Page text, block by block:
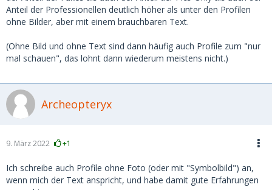
Anteil der Professionellen deutlich höher als unter den Profilen
ohne Bilder, aber mit einem brauchbaren Text.
(Ohne Bild und ohne Text sind dann häufig auch Profile zum "nur
mal schauen", das lohnt dann wiederum meistens nicht.)
Archeopteryx
9. März 2022 +1
Ich schreibe auch Profile ohne Foto (oder mit "Symbolbild") an,
wenn mich der Text anspricht, und habe damit gute Erfahrungen